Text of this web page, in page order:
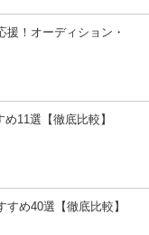
援！オーディション・
11選【徹底比較】
め40選【徹底比較】